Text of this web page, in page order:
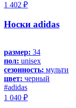
1 402 ₽
Носки adidas
размер: 34
пол: unisex
сезонность: мульти
цвет: черный
#adidas
1 040 ₽